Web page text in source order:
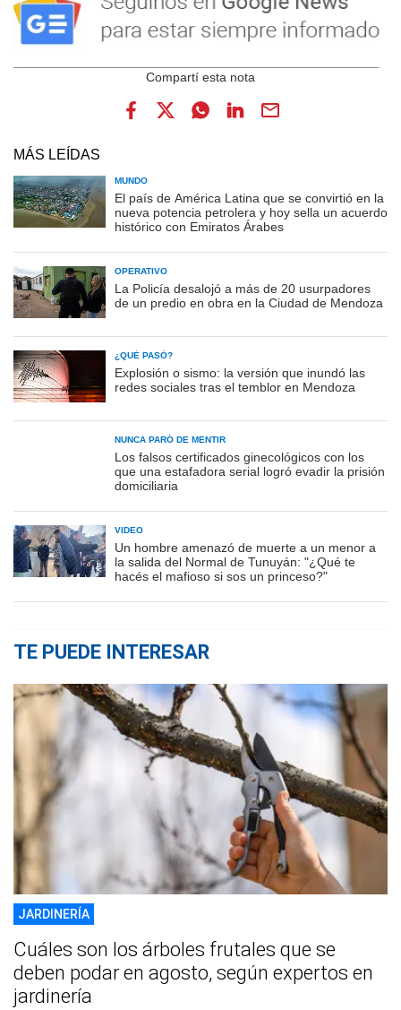
MÁS LEÍDAS
MUNDO
El país de América Latina que se convirtió en la
nueva potencia petrolera y hoy sella un acuerdo
histórico con Emiratos Árabes
OPERATIVO
La Policía desalojó a más de 20 usurpadores
de un predio en obra en la Ciudad de Mendoza
¿QUÉ PASÓ?
Explosión o sismo: la versión que inundó las
redes sociales tras el temblor en Mendoza
NUNCA PARÓ DE MENTIR
Los falsos certificados ginecológicos con los
que una estafadora serial logró evadir la prisión
domiciliaria
VIDEO
Un hombre amenazó de muerte a un menor a
la salida del Normal de Tunuyán: "¿Qué te
hacés el mafioso si sos un princeso?"
TE PUEDE INTERESAR
JARDINERÍA
Cuáles son los árboles frutales que se
deben podar en agosto, según expertos en
jardinería